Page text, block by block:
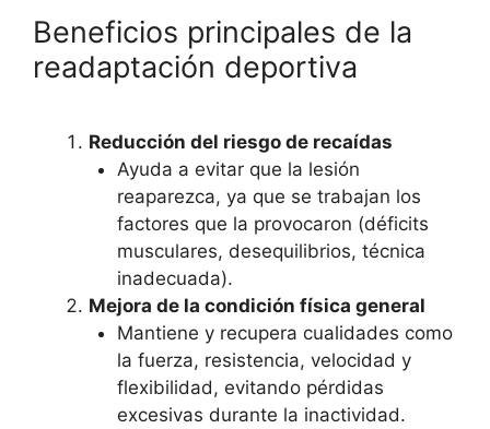
Beneficios principales de la
readaptación deportiva
Reducción del riesgo de recaídas
Ayuda a evitar que la lesión
reaparezca, ya que se trabajan los
factores que la provocaron (déficits
musculares, desequilibrios, técnica
inadecuada).
Mejora de la condición física general
Mantiene y recupera cualidades como
la fuerza, resistencia, velocidad y
flexibilidad, evitando pérdidas
excesivas durante la inactividad.